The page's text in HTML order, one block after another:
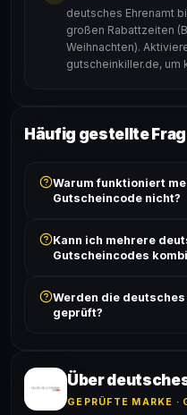
deutsches Ehrenamt
großen Rabattzeiten
Weihnachten).
gutscheinkiller.de, um
Häufig gestellte
Warum funktioniert
Gutscheincode nicht?
ist und ob der Code
gilt. Alle Bedingungen
Kann ich mehrere
Gutscheincodes
akzeptiert. Die
ausgeschlossen,
Werden die
geprüft?
Erfolgsquote wird bei
Über
GEPRÜFTE MARKE